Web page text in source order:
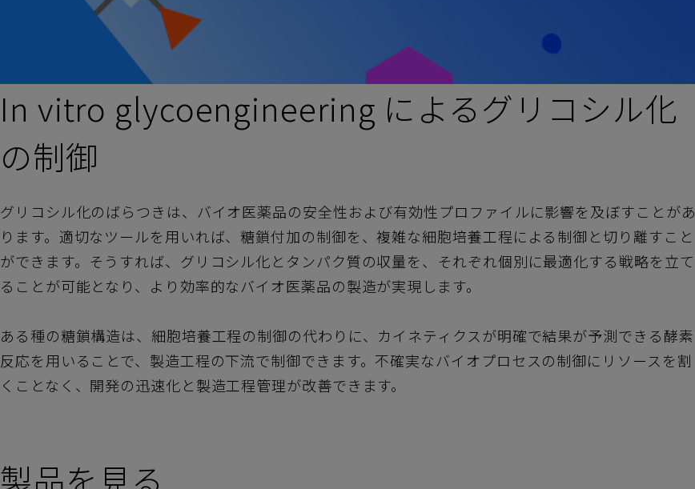
In vitro glycoengineering によるグリコシル化
の制御
グリコシル化のばらつきは、バイオ医薬品の安全性および有効性プロファイルに影響を及ぼすことがあ
ります。適切なツールを用いれば、糖鎖付加の制御を、複雑な細胞培養工程による制御と切り離すこと
ができます。そうすれば、グリコシル化とタンパク質の収量を、それぞれ個別に最適化する戦略を立て
ることが可能となり、より効率的なバイオ医薬品の製造が実現します。
ある種の糖鎖構造は、細胞培養工程の制御の代わりに、カイネティクスが明確で結果が予測できる酵素
反応を用いることで、製造工程の下流で制御できます。不確実なバイオプロセスの制御にリソースを割
くことなく、開発の迅速化と製造工程管理が改善できます。
製品を見る